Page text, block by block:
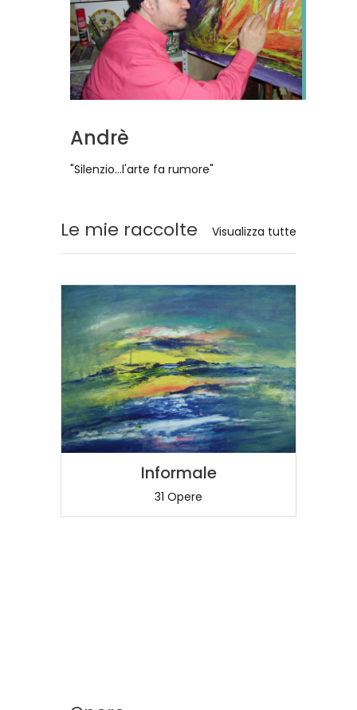
Andrè
"Silenzio...l'arte fa rumore"
Visualizza tutte
Le mie raccolte
Informale
31 Opere